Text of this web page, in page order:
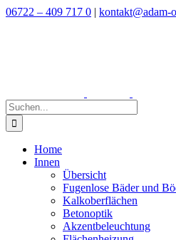
Zum
06722 – 409 717 0 | kontakt@adam-
Suche
nach:
Home
Innen
Übersicht
Fugenlose Bäder und
Kalkoberflächen
Betonoptik
Akzentbeleuchtung